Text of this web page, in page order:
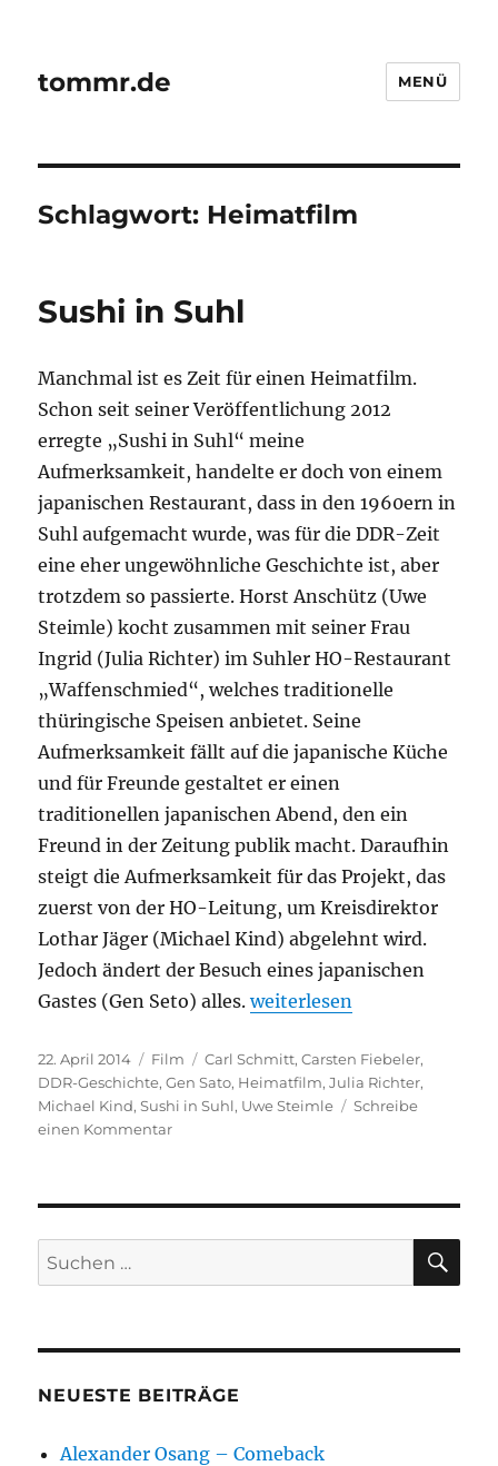
tommr.de MENÜ
Schlagwort: Heimatfilm
Sushi in Suhl
Manchmal ist es Zeit für einen Heimatfilm.
Schon seit seiner Veröffentlichung 2012
erregte „Sushi in Suhl“ meine
Aufmerksamkeit, handelte er doch von einem
japanischen Restaurant, dass in den 1960ern in
Suhl aufgemacht wurde, was für die DDR-Zeit
eine eher ungewöhnliche Geschichte ist, aber
trotzdem so passierte. Horst Anschütz (Uwe
Steimle) kocht zusammen mit seiner Frau
Ingrid (Julia Richter) im Suhler HO-Restaurant
„Waffenschmied“, welches traditionelle
thüringische Speisen anbietet. Seine
Aufmerksamkeit fällt auf die japanische Küche
und für Freunde gestaltet er einen
traditionellen japanischen Abend, den ein
Freund in der Zeitung publik macht. Daraufhin
steigt die Aufmerksamkeit für das Projekt, das
zuerst von der HO-Leitung, um Kreisdirektor
Lothar Jäger (Michael Kind) abgelehnt wird.
Jedoch ändert der Besuch eines japanischen
Gastes (Gen Seto) alles.„Sushi in Suhl“
weiterlesen
Veröffentlicht
am
22. April 2014 Kategorien
Film Schlagwörter
Carl Schmitt,Carsten Fiebeler,
DDR-Geschichte,Gen Sato, Heimatfilm,Julia Richter,
Michael Kind,Sushi in Suhl, Uwe Steimle
Schreibe
einen Kommentarzu
Suchen
nach:
NEUESTE BEITRÄGE
Alexander Osang – Comeback